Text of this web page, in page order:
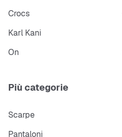
Crocs
Karl Kani
On
Più categorie
Scarpe
Pantaloni